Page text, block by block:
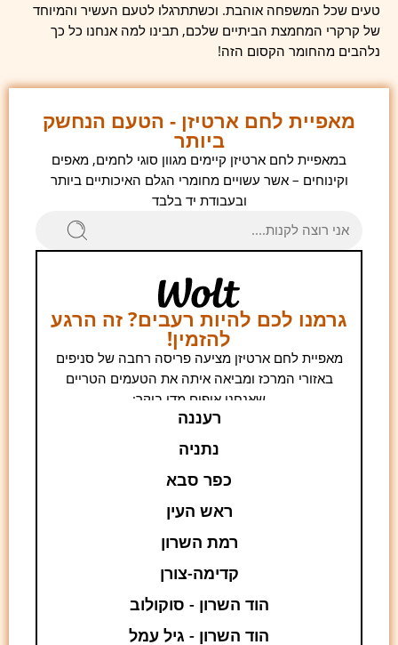
טעים שכל המשפחה אוהבת. וכשתתרגלו לטעם העשיר והמיוחד
של קרקרי המחמצת הביתיים שלכם, תבינו למה אנחנו כל כך
נלהבים מהחומר הקסום הזה!
מאפיית לחם ארטיזן - הטעם הנחשק
ביותר
במאפיית לחם ארטיזן קיימים מגוון סוגי לחמים, מאפים
וקינוחים – אשר עשויים מחומרי הגלם האיכותיים ביותר
ובעבודת יד בלבד
גרמנו לכם להיות רעבים? זה הרגע
להזמין!
מאפיית לחם ארטיזן מציעה פריסה רחבה של סניפים
באזורי המרכז ומביאה איתה את הטעמים הטריים
שאנחנו אופים מדי בוקר:
רעננה
נתניה
כפר סבא
ראש העין
רמת השרון
קדימה-צורן
הוד השרון - סוקולוב
הוד השרון - גיל עמל